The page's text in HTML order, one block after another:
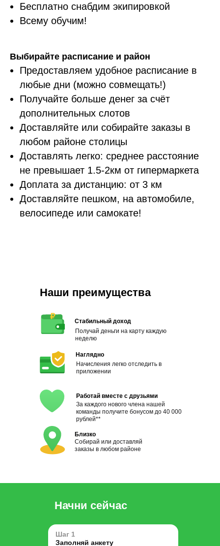
Бесплатно снабдим экипировкой
Всему обучим!
Выбирайте расписание и район
Предоставляем удобное расписание в
любые дни (можно совмещать!)
Получайте больше денег за счёт
дополнительных слотов
Доставляйте или собирайте заказы в
любом районе столицы
Доставлять легко: среднее расстояние
не превышает 1.5-2км от гипермаркета
Доплата за дистанцию: от 3 км
Доставляйте пешком, на автомобиле,
велосипеде или самокате!
Наши преимущества
Стабильный доход
Получай деньги на карту каждую
неделю
Наглядно
Начисления легко отследить в
приложении
Работай вместе с друзьями
За каждого нового члена нашей
команды получите бонусом до 40 000
рублей**
Близко
Собирай или доставляй
заказы в любом районе
Начни сейчас
Шаг 1
Заполняй анкету